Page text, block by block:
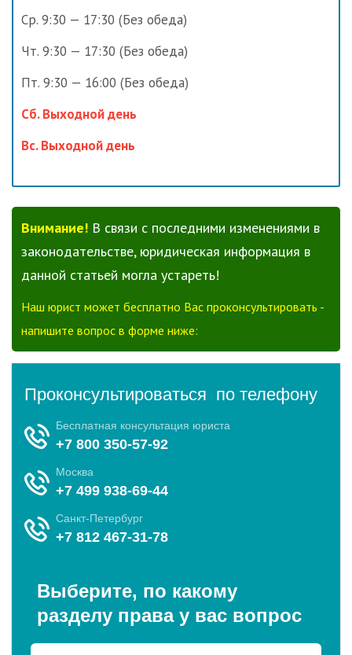
Ср. 9:30 — 17:30 (Без обеда)
Чт. 9:30 — 17:30 (Без обеда)
Пт. 9:30 — 16:00 (Без обеда)
Сб. Выходной день
Вс. Выходной день
Внимание! В связи с последними изменениями в
законодательстве, юридическая информация в
данной статьей могла устареть!
Наш юрист может бесплатно Вас проконсультировать -
напишите вопрос в форме ниже: